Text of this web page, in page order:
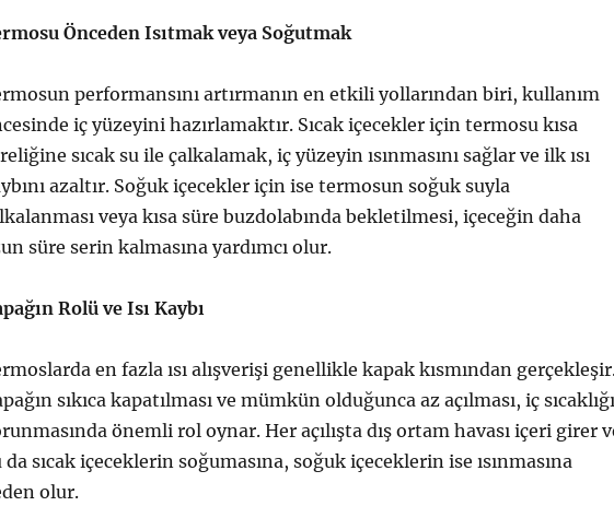
Önceden Isıtmak veya Soğutmak
performansını artırmanın en etkili yollarından biri, kullanım
iç yüzeyini hazırlamaktır. Sıcak içecekler için termosu kısa
sıcak su ile çalkalamak, iç yüzeyin ısınmasını sağlar ve ilk ısı
azaltır. Soğuk içecekler için ise termosun soğuk suyla
veya kısa süre buzdolabında bekletilmesi, içeceğin daha
süre serin kalmasına yardımcı olur.
Rolü ve Isı Kaybı
en fazla ısı alışverişi genellikle kapak kısmından
sıkıca kapatılması ve mümkün olduğunca az açılması, iç
önemli rol oynar. Her açılışta dış ortam havası içeri girer
da sıcak içeceklerin soğumasına, soğuk içeceklerin ise ısınmasına
olur.